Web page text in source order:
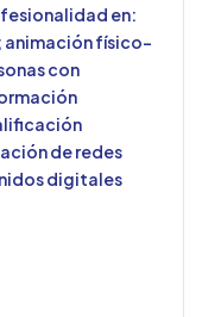
en:
animación físico-
con
de redes
digitales